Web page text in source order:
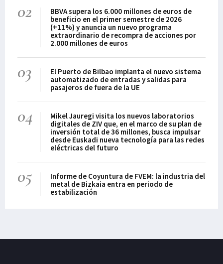
02
BBVA supera los 6.000 millones de euros de
beneficio en el primer semestre de 2026
(+11%) y anuncia un nuevo programa
extraordinario de recompra de acciones por
2.000 millones de euros
03
El Puerto de Bilbao implanta el nuevo sistema
automatizado de entradas y salidas para
pasajeros de fuera de la UE
04
Mikel Jauregi visita los nuevos laboratorios
digitales de ZIV que, en el marco de su plan de
inversión total de 36 millones, busca impulsar
desde Euskadi nueva tecnología para las redes
eléctricas del futuro
05
Informe de Coyuntura de FVEM: la industria del
metal de Bizkaia entra en periodo de
estabilización